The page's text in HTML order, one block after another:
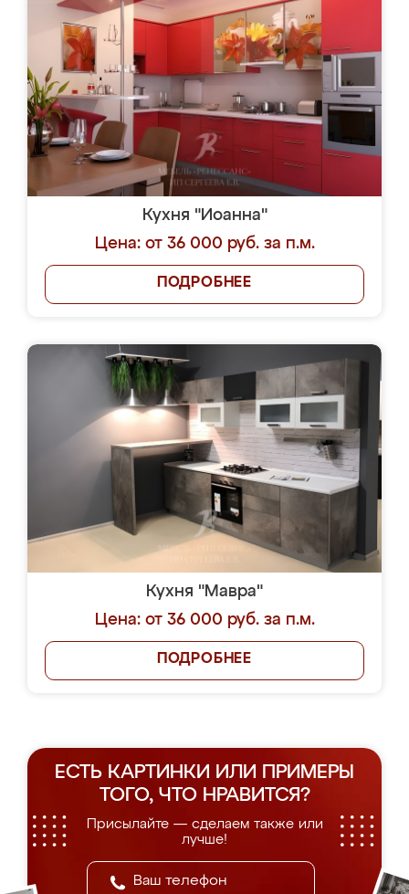
Кухня "Иоанна"
Цена: от 36 000 руб. за п.м.
ПОДРОБНЕЕ
Кухня "Мавра"
Цена: от 36 000 руб. за п.м.
ПОДРОБНЕЕ
ЕСТЬ КАРТИНКИ ИЛИ ПРИМЕРЫ
ТОГО, ЧТО НРАВИТСЯ?
Присылайте — сделаем также или
лучше!